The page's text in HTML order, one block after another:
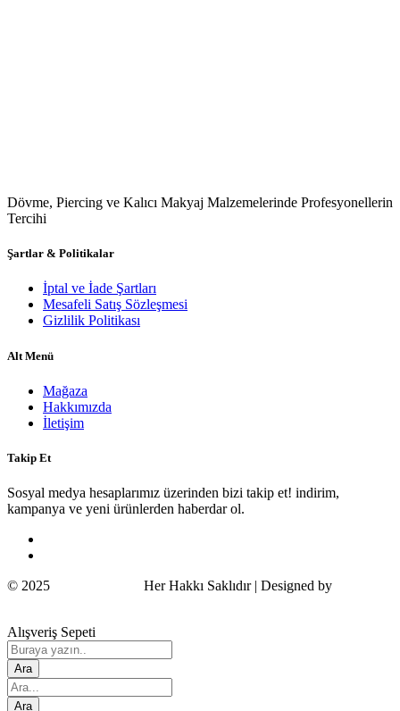
Dövme, Piercing ve Kalıcı Makyaj Malzemelerinde Profesyonellerin
Tercihi
Şartlar & Politikalar
İptal ve İade Şartları
Mesafeli Satış Sözleşmesi
Gizlilik Politikası
Alt Menü
Mağaza
Hakkımızda
İletişim
Takip Et
Sosyal medya hesaplarımız üzerinden bizi takip et! indirim,
kampanya ve yeni ürünlerden haberdar ol.
© 2025
Her Hakkı Saklıdır | Designed by
Alışveriş Sepeti